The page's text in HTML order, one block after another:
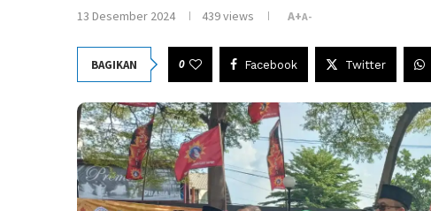
13 Desember 2024 439views A+A-
BAGIKAN 0 Facebook Twitter